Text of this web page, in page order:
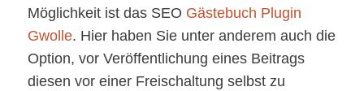
Möglichkeit ist das SEO Gästebuch Plugin
Gwolle. Hier haben Sie unter anderem auch die
Option, vor Veröffentlichung eines Beitrags
diesen vor einer Freischaltung selbst zu